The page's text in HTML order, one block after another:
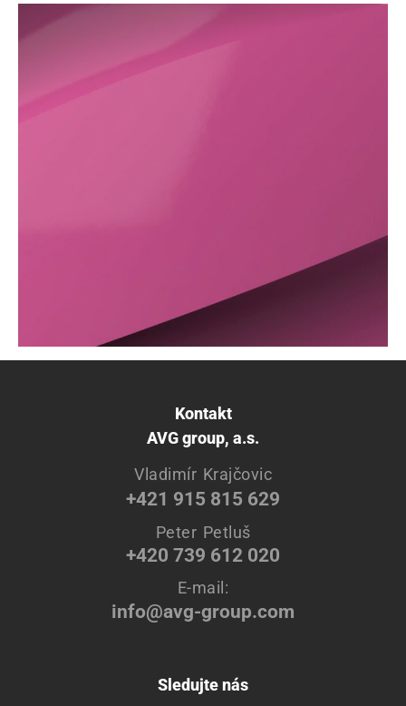
Kontakt
AVG group, a.s.
Vladimír Krajčovic
+421 915 815 629
Peter Petluš
+420 739 612 020
E-mail:
info@avg-group.com
Sledujte nás